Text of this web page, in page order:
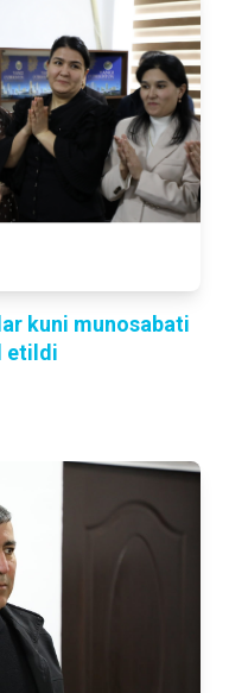
kuni munosabati
etildi